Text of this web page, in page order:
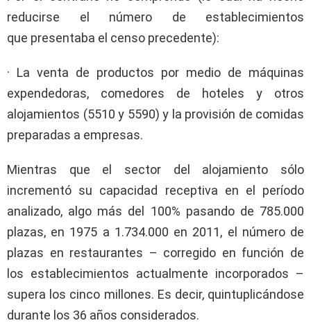
reducirse el número de establecimientos
que presentaba el censo precedente):
· La venta de productos por medio de máquinas
expendedoras, comedores de hoteles y otros
alojamientos (5510 y 5590) y la provisión de comidas
preparadas a empresas.
Mientras que el sector del alojamiento sólo
incrementó su capacidad receptiva en el período
analizado, algo más del 100% pasando de 785.000
plazas, en 1975 a 1.734.000 en 2011, el número de
plazas en restaurantes – corregido en función de
los establecimientos actualmente incorporados –
supera los cinco millones. Es decir, quintuplicándose
durante los 36 años considerados.